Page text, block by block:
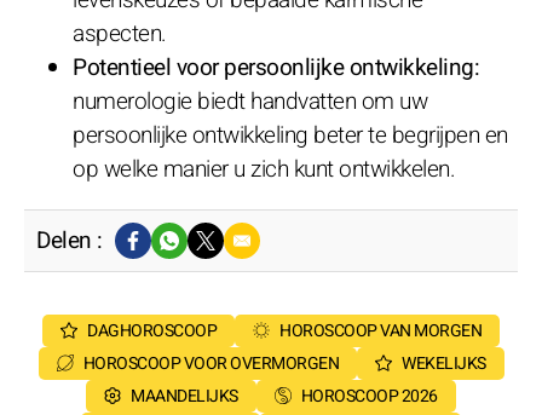
aspecten.
Potentieel voor persoonlijke ontwikkeling:
numerologie biedt handvatten om uw
persoonlijke ontwikkeling beter te begrijpen en
op welke manier u zich kunt ontwikkelen.
Delen :
DAGHOROSCOOP
HOROSCOOP VAN MORGEN
HOROSCOOP VOOR OVERMORGEN
WEKELIJKS
MAANDELIJKS
HOROSCOOP 2026